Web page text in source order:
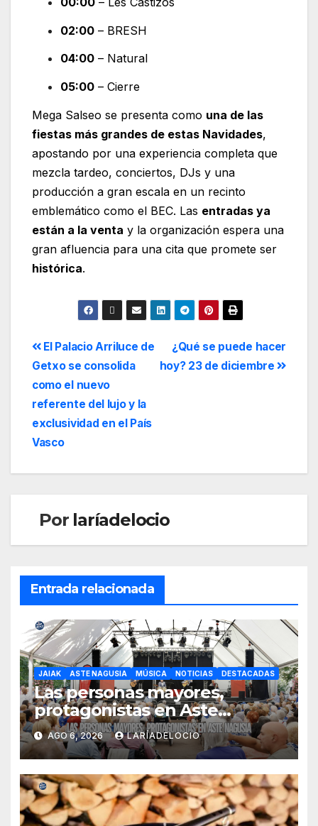
02:00 – BRESH
04:00 – Natural
05:00 – Cierre
Mega Salseo se presenta como una de las
fiestas más grandes de estas Navidades,
apostando por una experiencia completa que
mezcla tardeo, conciertos, DJs y una
producción a gran escala en un recinto
emblemático como el BEC. Las entradas ya
están a la venta y la organización espera una
gran afluencia para una cita que promete ser
histórica.
¿Qué se puede hacer
hoy? 23 de diciembre
El Palacio Arriluce de
Getxo se consolida
como el nuevo
referente del lujo y la
exclusividad en el País
Vasco
Por laríadelocio
Entrada relacionada
JAIAK ASTE NAGUSIA MÚSICA NOTICIAS DESTACADAS
Las personas mayores,
protagonistas en Aste
Nagusia con actividades
especiales y un día dedicado
a ellas
AGO 6, 2026 LARÍADELOCIO